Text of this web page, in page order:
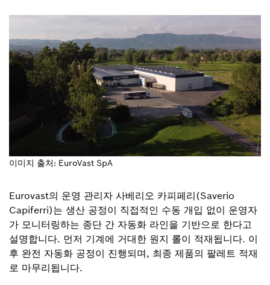
이미지 출처: EuroVast SpA
Eurovast의 운영 관리자 사베리오 카피페리(Saverio
Capiferri)는 생산 공정이 직접적인 수동 개입 없이 운영자
가 모니터링하는 종단 간 자동화 라인을 기반으로 한다고
설명합니다. 먼저 기계에 거대한 원지 롤이 적재됩니다. 이
후 완전 자동화 공정이 진행되며, 최종 제품의 팔레트 적재
로 마무리됩니다.